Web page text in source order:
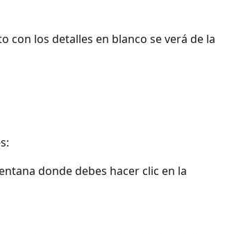
con los detalles en blanco se verá de la
donde debes hacer clic en la